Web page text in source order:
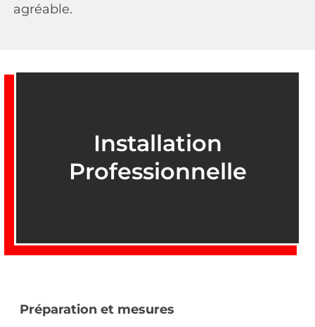
agréable.
Installation
Professionnelle
Préparation et mesures